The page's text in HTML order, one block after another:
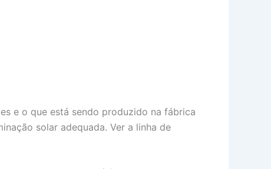
e o que está sendo produzido na fábrica
solar adequada. Ver a linha de